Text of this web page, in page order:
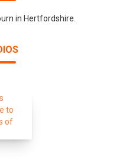
in Hertfordshire.